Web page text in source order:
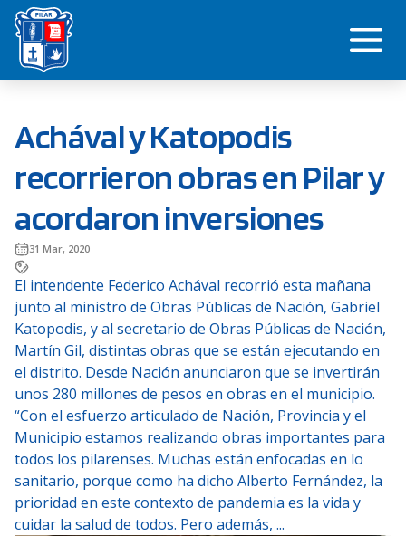
Saltar
contenido
Achával y Katopodis
recorrieron obras en Pilar y
acordaron inversiones
31 Mar, 2020
El intendente Federico Achával recorrió esta mañana
junto al ministro de Obras Públicas de Nación, Gabriel
Katopodis, y al secretario de Obras Públicas de Nación,
Martín Gil, distintas obras que se están ejecutando en
el distrito. Desde Nación anunciaron que se invertirán
unos 280 millones de pesos en obras en el municipio.
“Con el esfuerzo articulado de Nación, Provincia y el
Municipio estamos realizando obras importantes para
todos los pilarenses. Muchas están enfocadas en lo
sanitario, porque como ha dicho Alberto Fernández, la
prioridad en este contexto de pandemia es la vida y
cuidar la salud de todos. Pero además, ...